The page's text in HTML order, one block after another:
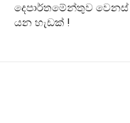
දෙපාර්තමේන්තුව වෙනස්
යන හැඩක් !